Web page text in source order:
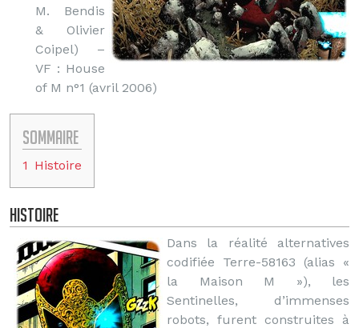
M. Bendis
& Olivier
Coipel) –
VF : House
of M n°1 (avril 2006)
Sommaire
1 Histoire
Histoire
Dans la réalité alternatives
codifiée Terre-58163 (alias «
la Maison M »), les
Sentinelles, d’immenses
robots, furent construites à